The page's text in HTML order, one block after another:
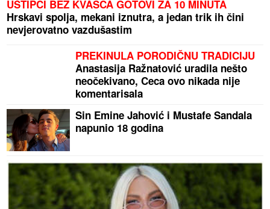
UŠTIPCI BEZ KVASCA GOTOVI ZA 10 MINUTA
Hrskavi spolja, mekani iznutra, a jedan trik ih čini
nevjerovatno vazdušastim
PREKINULA PORODIČNU TRADICIJU
Anastasija Ražnatović uradila nešto
neočekivano, Ceca ovo nikada nije
komentarisala
Sin Emine Jahović i Mustafe Sandala
napunio 18 godina